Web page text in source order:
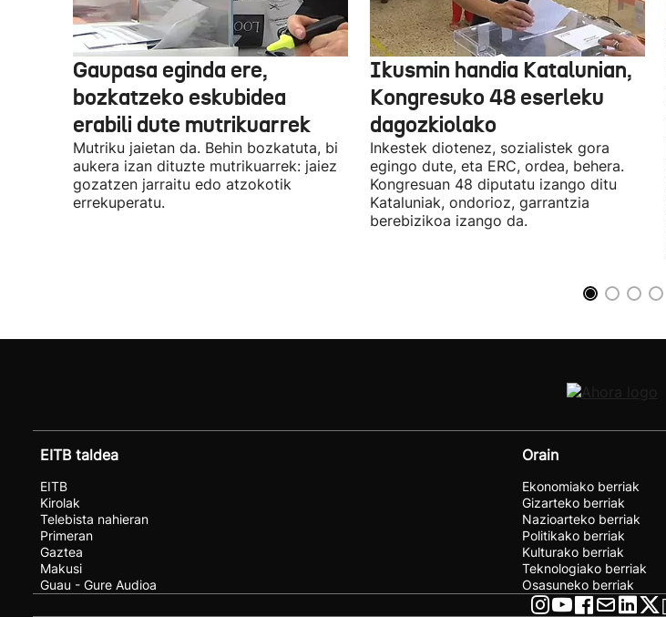
Gaupasa eginda ere,
bozkatzeko eskubidea
erabili dute mutrikuarrek
Mutriku jaietan da. Behin bozkatuta, bi
aukera izan dituzte mutrikuarrek: jaiez
gozatzen jarraitu edo atzokotik
errekuperatu.
Ikusmin handia Katalunian,
Kongresuko 48 eserleku
dagozkiolako
Inkestek diotenez, sozialistek gora
egingo dute, eta ERC, ordea, behera.
Kongresuan 48 diputatu izango ditu
Kataluniak, ondorioz, garrantzia
berebizikoa izango da.
EITB taldea
EITB
Kirolak
Telebista nahieran
Primeran
Gaztea
Makusi
Guau - Gure Audioa
Orain
Ekonomiako berriak
Gizarteko berriak
Nazioarteko berriak
Politikako berriak
Kulturako berriak
Teknologiako berriak
Osasuneko berriak